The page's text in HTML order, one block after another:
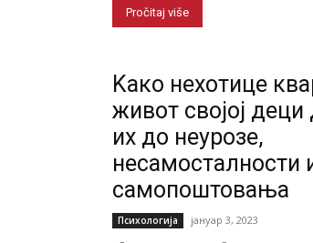
Pročitaj više
Kако нехотице
живот својој
их до неурозе,
несамосталности
самопоштовања
Психологија јануар 3, 2023